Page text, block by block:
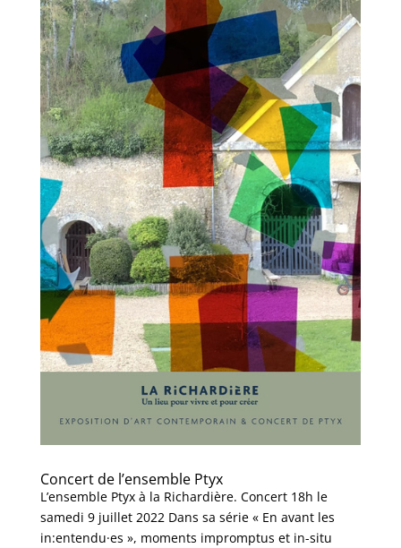
Concert de l’ensemble Ptyx
L’ensemble Ptyx à la Richardière. Concert 18h le
samedi 9 juillet 2022 Dans sa série « En avant les
in:entendu·es », moments impromptus et in-situ